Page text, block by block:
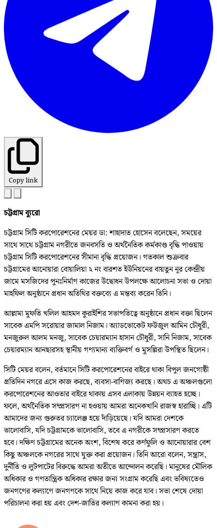
Copy link
চট্টগ্রাম ব্যুরো
চট্টগ্রাম সিটি করপোরেশনের মেয়র ডা: শাহাদাত হোসেন বলেছেন, সময়ের
সাথে সাথে চট্টগ্রাম নগরীতে জনবসতি ও অর্থনৈতিক কর্মকাণ্ড বৃদ্ধি পাওয়ায়
চট্টগ্রাম সিটি করপোরেশনের সীমানা বৃদ্ধি প্রয়োজন। গতকাল শুক্রবার
চট্টগ্রামের আনোয়ারা বোয়ালিয়া ২ নং বারশত ইউনিয়নের বায়তুন নূর কেন্দ্রীয়
জামে মসজিদের পুনঃনির্মাণ কাজের উদ্বোধন উপলক্ষে আলোচনা সভা ও দোয়া
মাহফিল অনুষ্ঠানে প্রধান অতিথির বক্তব্যে এ মন্তব্য করেন তিনি।
আল্লামা মুফতি খলিল আহমদ কুরাইশির সভাপতিত্বে অনুষ্ঠানে প্রধান বক্তা ছিলেন
সাবেক এমপি সরোয়ার জামাল নিজাম। অ্যাডভোকেট ফউজুল আমিন চৌধুরী,
মনজুরুল আলম মনজু, সাবেক চেয়ারম্যান হাসান চৌধুরী, সানি নিজাম, সাবেক
চেয়ারম্যান আনছারসহ স্থানীয় গণ্যমান্য ব্যক্তিবর্গ ও মুসল্লিরা উপস্থিত ছিলেন।
সিটি মেয়র বলেন, বর্তমানে সিটি করপোরেশনের বাইরে থাকা বিপুল জনগোষ্ঠী
প্রতিদিন নগরে এসে কাজ করছে, ব্যবসা-বাণিজ্য করছে। অথচ এ অঞ্চলগুলো
করপোরেশনের আওতার বাইরে থাকায় এসব এলাকায় উন্নয়ন ব্যাহত হচ্ছে।
ফলে, অর্থনৈতিক সম্প্রসারণ না হওয়ায় আমরা অনেকখানি রাজস্ব হারাচ্ছি। এটি
আমাদের জন্য গুরুতর চ্যালেঞ্জ হয়ে দাঁড়িয়েছে। যদি আমরা দেশকে
ভালোবাসি, যদি চট্টগ্রামকে ভালোবাসি, তবে এ নগরীকে সম্প্রসারণ করতে
হবে। দক্ষিণ চট্টগ্রামের অনেক অংশ, বিশেষ করে কর্ণফুলি ও আনোয়ারার বেশ
কিছু অঞ্চলকে নগরের সাথে যুক্ত করা প্রয়োজন। তিনি আরো বলেন, সন্ত্রাস,
দুর্নীতি ও লুটপাটের বিরুদ্ধে আমরা অতীতে আন্দোলন করেছি। মানুষের মৌলিক
অধিকার ও গণতান্ত্রিক অধিকার রক্ষার জন্য সংগ্রাম করেছি এবং ভবিষ্যতেও
জনগণের কল্যাণে জনগণকে সাথে নিয়ে কাজ করে যাব। সভা শেষে দোয়া
পরিচালনা করা হয় এবং দেশ-জাতির কল্যাণ কামনা করা হয়।